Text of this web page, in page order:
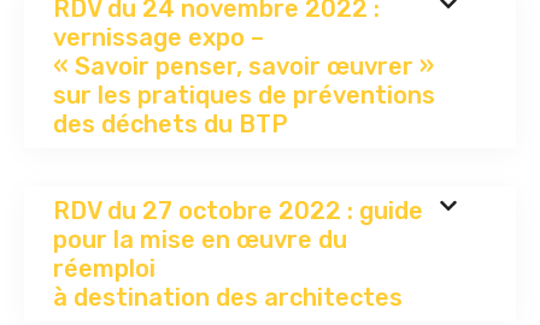
RDV du 24 novembre 2022 :
vernissage expo –
« Savoir penser, savoir œuvrer »
sur les pratiques de préventions
des déchets du BTP
RDV du 27 octobre 2022 : guide
pour la mise en œuvre du
réemploi
à destination des architectes